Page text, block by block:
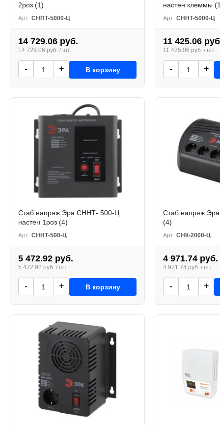
2роз (1)
Арт: СНПТ-5000-Ц
14 729.06 руб.
14 729.06 руб. / шт.
- + В корзину
настен клеммы
Арт: СННТ-5000-Ц
11 425.06
11 425.06 руб. / шт.
- +
Стаб напряж Эра СННТ- 500-Ц
настен 1роз (4)
Арт: СННТ-500-Ц
5 472.92 руб.
5 472.92 руб. / шт.
- + В корзину
Стаб напряж
(4)
Арт: СНК-2000-Ц
4 971.74 руб.
4 971.74 руб. / шт.
- +